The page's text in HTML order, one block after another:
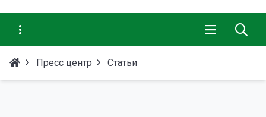
Пресс центр Статьи